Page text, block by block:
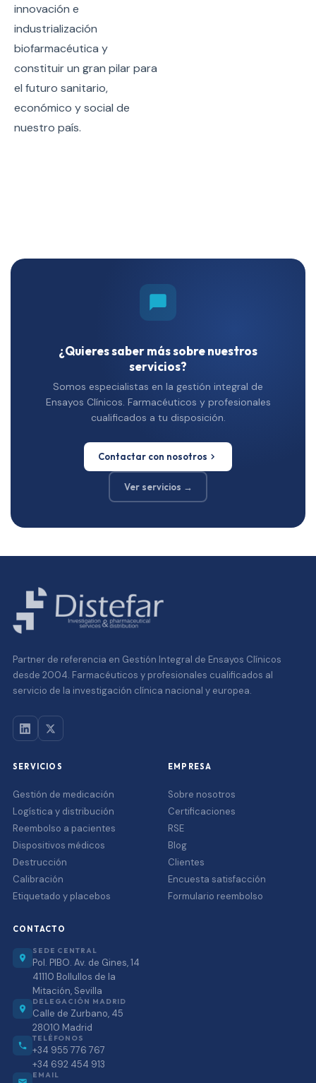
innovación e
industrialización
biofarmacéutica y
constituir un gran pilar para
el futuro sanitario,
económico y social de
nuestro país.
¿Quieres saber más sobre nuestros
servicios?
Somos especialistas en la gestión integral de
Ensayos Clínicos. Farmacéuticos y profesionales
cualificados a tu disposición.
Contactar con nosotros
Ver servicios →
Partner de referencia en Gestión Integral de Ensayos Clínicos
desde 2004. Farmacéuticos y profesionales cualificados al
servicio de la investigación clínica nacional y europea.
SERVICIOS
Gestión de medicación
Logística y distribución
Reembolso a pacientes
Dispositivos médicos
Destrucción
Calibración
Etiquetado y placebos
EMPRESA
Sobre nosotros
Certificaciones
RSE
Blog
Clientes
Encuesta satisfacción
Formulario reembolso
CONTACTO
SEDE CENTRAL
Pol. PIBO. Av. de Gines, 14
41110 Bollullos de la
Mitación, Sevilla
DELEGACIÓN MADRID
Calle de Zurbano, 45
28010 Madrid
TELÉFONOS
+34 955 776 767
+34 692 454 913
EMAIL